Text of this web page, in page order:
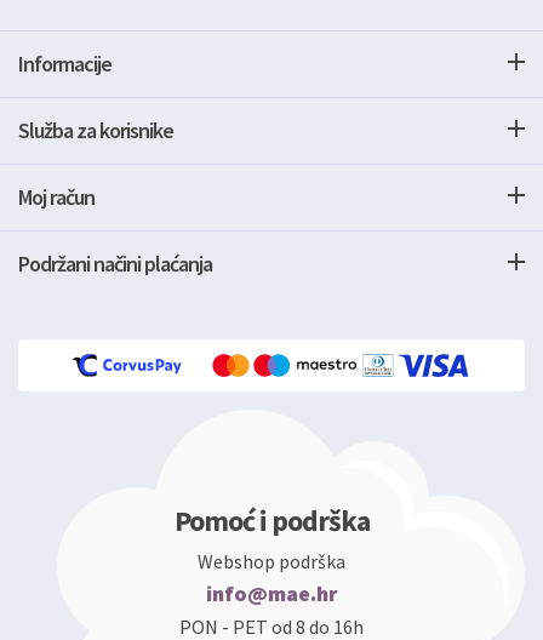
Informacije
Služba za korisnike
Moj račun
Podržani načini plaćanja
Pomoć i podrška
Webshop podrška
info@mae.hr
PON - PET od 8 do 16h